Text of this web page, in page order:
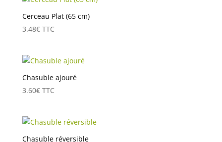
Cerceau Plat (65 cm)
3.48€ TTC
Chasuble ajouré
3.60€ TTC
Chasuble réversible